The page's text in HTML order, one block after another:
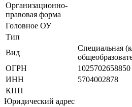
Организационно-
правовая форма
Головное ОУ
Тип
Вид
Специальная
ОГРН
1025702658850
ИНН
5704002878
КПП
Юридический адрес